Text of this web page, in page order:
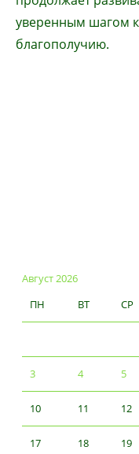
уверенным шагом
благополучию.
Август 2026
ПН
ВТ СР
3 4 5
10 11 12
17 18 19